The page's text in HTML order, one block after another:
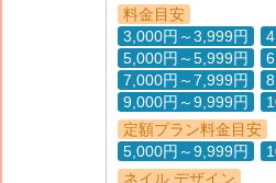
料金目安
3,000円～3,999円
5,000円～5,999円
7,000円～7,999円
9,000円～9,999円
定額プラン料金目安
5,000円～9,999円
ネイル デザイン